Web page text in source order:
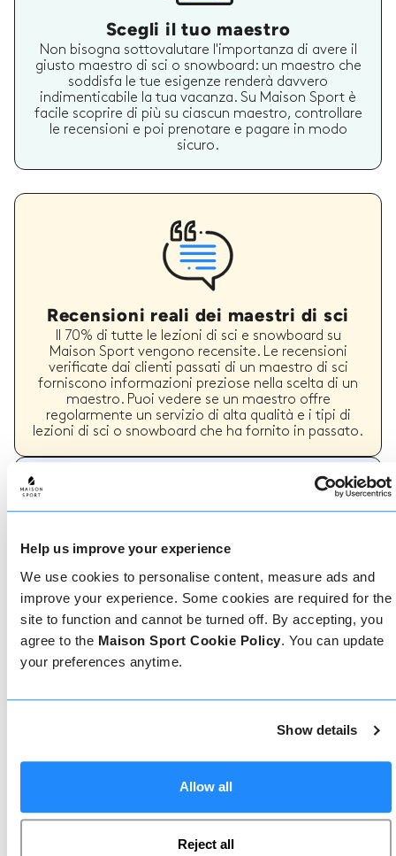
Help us improve your experience
We use cookies to personalise content, measure ads and
improve your experience. Some cookies are required for the
site to function and cannot be turned off. By accepting, you
agree to the Maison Sport Cookie Policy. You can update
your preferences anytime.
Show details
Allow all
Reject all
Scegli il tuo maestro
Non bisogna sottovalutare l'importanza di avere il
giusto maestro di sci o snowboard: un maestro che
soddisfa le tue esigenze renderà davvero
indimenticabile la tua vacanza. Su Maison Sport è
facile scoprire di più su ciascun maestro, controllare
le recensioni e poi prenotare e pagare in modo
sicuro.
Recensioni reali dei maestri di sci
Il 70% di tutte le lezioni di sci e snowboard su
Maison Sport vengono recensite. Le recensioni
verificate dai clienti passati di un maestro di sci
forniscono informazioni preziose nella scelta di un
maestro. Puoi vedere se un maestro offre
regolarmente un servizio di alta qualità e i tipi di
lezioni di sci o snowboard che ha fornito in passato.
Come prenotare
Prenotare con noi non potrebbe essere più
semplice, il nostro team di esperti è sempre a
o parlate con il nostro team se avete bisogno di
assistenza.